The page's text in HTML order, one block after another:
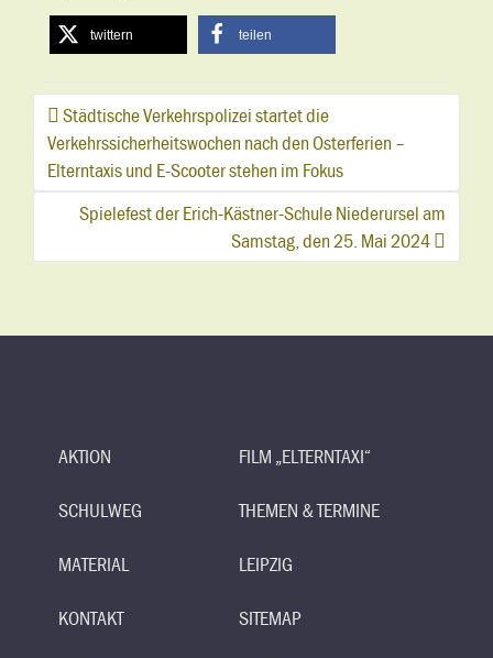
twittern teilen
Post
navigation
Städtische Verkehrspolizei startet die
Verkehrssicherheitswochen nach den Osterferien –
Elterntaxis und E-Scooter stehen im Fokus
Spielefest der Erich-Kästner-Schule Niederursel am
Samstag, den 25. Mai 2024
AKTION FILM „ELTERNTAXI“
SCHULWEG THEMEN & TERMINE
MATERIAL LEIPZIG
KONTAKT SITEMAP